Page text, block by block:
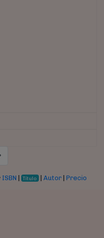
ISBN | Título |Autor |Precio